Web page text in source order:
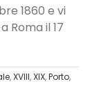
1860 e vi
Roma il 17
,XVIII,XIX,Porto,